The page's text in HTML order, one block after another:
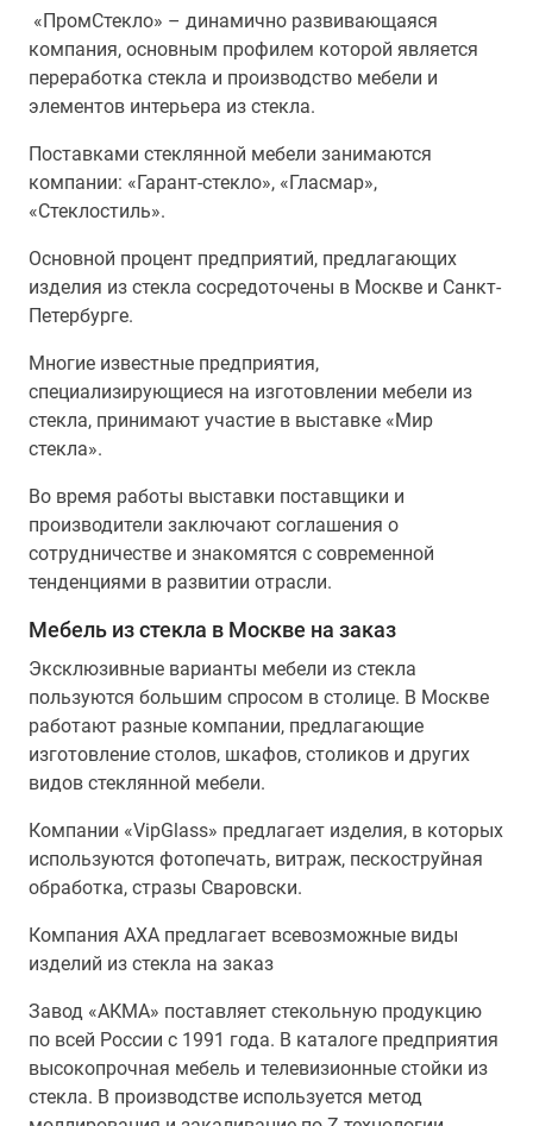
«ПромСтекло» – динамично развивающаяся
компания, основным профилем которой является
переработка стекла и производство мебели и
элементов интерьера из стекла.
Поставками стеклянной мебели занимаются
компании: «Гарант-стекло», «Гласмар»,
«Стеклостиль».
Основной процент предприятий, предлагающих
изделия из стекла сосредоточены в Москве и Санкт-
Петербурге.
Многие известные предприятия,
специализирующиеся на изготовлении мебели из
стекла, принимают участие в выставке «Мир
стекла».
Во время работы выставки поставщики и
производители заключают соглашения о
сотрудничестве и знакомятся с современной
тенденциями в развитии отрасли.
Мебель из стекла в Москве на заказ
Эксклюзивные варианты мебели из стекла
пользуются большим спросом в столице. В Москве
работают разные компании, предлагающие
изготовление столов, шкафов, столиков и других
видов стеклянной мебели.
Компании «VipGlass» предлагает изделия, в которых
используются фотопечать, витраж, пескоструйная
обработка, стразы Сваровски.
Компания АХА предлагает всевозможные виды
изделий из стекла на заказ
Завод «АКМА» поставляет стекольную продукцию
по всей России с 1991 года. В каталоге предприятия
высокопрочная мебель и телевизионные стойки из
стекла. В производстве используется метод